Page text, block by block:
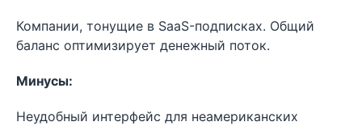
Компании, тонущие в SaaS-подписках. Общий
баланс оптимизирует денежный поток.
Минусы:
Неудобный интерфейс для неамериканских